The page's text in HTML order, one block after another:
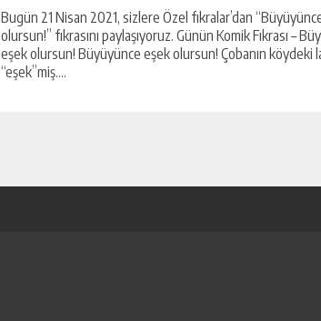
Bugün 21 Nisan 2021, sizlere Özel fıkralar’dan
olursun!” fıkrasını paylaşıyoruz. Günün Komik Fıkrası –
eşek olursun! Büyüyünce eşek olursun! Çobanın köydeki
“eşek”miş....